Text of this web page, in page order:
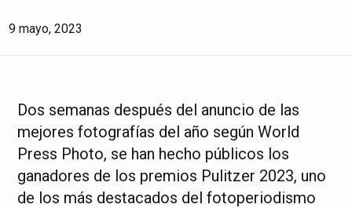
9 mayo, 2023
Dos semanas después del anuncio de las
mejores fotografías del año según World
Press Photo, se han hecho públicos los
ganadores de los premios Pulitzer 2023, uno
de los más destacados del fotoperiodismo